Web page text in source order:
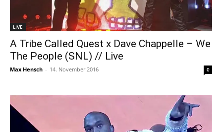
LIVE
A Tribe Called Quest x Dave Chappelle – We
The People (SNL) // Live
Max Hensch - 14. November 2016 0